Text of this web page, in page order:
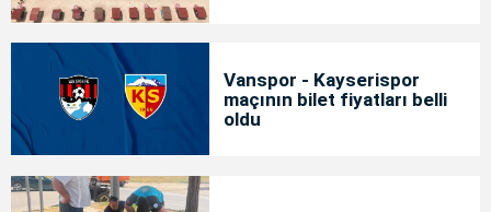
Vanspor - Kayserispor
maçının bilet fiyatları belli
oldu